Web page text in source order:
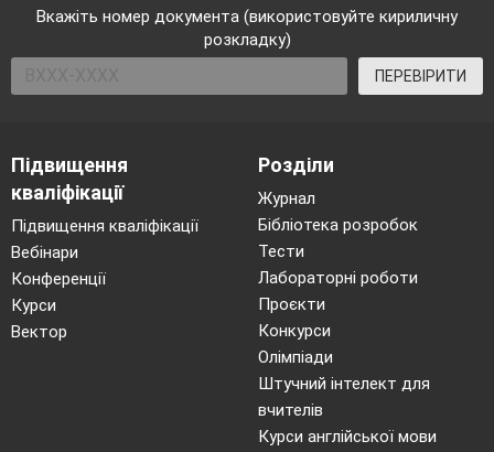
т.д.);
Проектування
, призначену для
креслень;
•
Бібліотеку проектування
циліндричних гвинтових пружин КОМПАС
- SPRING
для забезпечення виконання
проектного
перевірочного
розрахунків
циліндричної гвинтової пружини чи
розтягання стиску з одночасним динамічним
Утиліти обміну з AvtoCAD
(дозволяють здійснювати обмін інформацією із
Вкажіть номер документа (використовуйте кириличну
розкладку)
ПЕРЕВІРИТИ
Підвищення
кваліфікації
Підвищення кваліфікації
Вебінари
Конференції
Курси
Вектор
Розділи
Журнал
Бібліотека розробок
Тести
Лабораторні роботи
Проєкти
Конкурси
Олімпіади
Штучний інтелект для
вчителів
Курси англійської мови